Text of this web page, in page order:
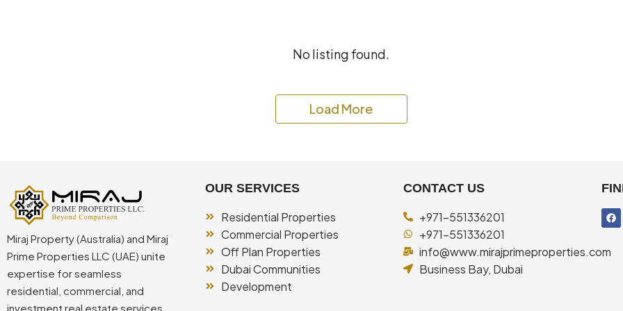
No listing found.
Load More
Miraj Property (Australia) and Miraj
Prime Properties LLC (UAE) unite
expertise for seamless
residential, commercial, and
investment real estate services
OUR SERVICES
Residential Properties
Commercial Properties
Off Plan Properties
Dubai Communities
Development
CONTACT US
+971-551336201
+971-551336201
info@www.mirajprimeproperties.com
Business Bay, Dubai